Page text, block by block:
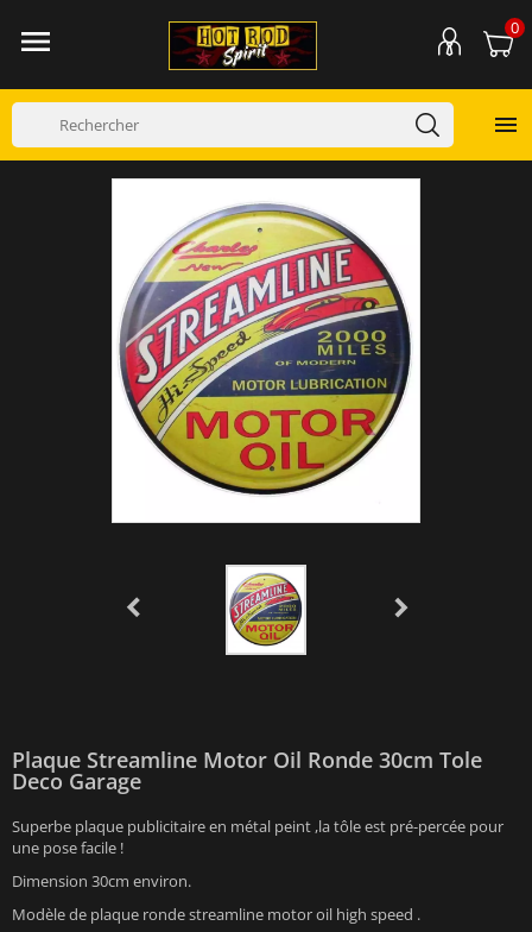
 0

Plaque Streamline Motor Oil Ronde 30cm Tole
Deco Garage
Superbe plaque publicitaire en métal peint ,la tôle est pré-percée pour
une pose facile !
Dimension 30cm environ.
Modèle de plaque ronde streamline motor oil high speed .